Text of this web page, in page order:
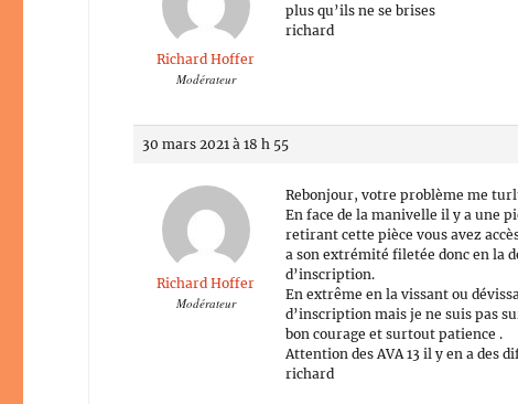
Richard Hoffer
Modérateur
plus qu’ils ne se brises
richard
30 mars 2021 à 18 h 55
Richard Hoffer
Modérateur
Rebonjour, votre problème me
En face de la manivelle il y a une
retirant cette pièce vous avez
a son extrémité filetée donc en la
d’inscription.
En extrême en la vissant ou
d’inscription mais je ne suis pas
bon courage et surtout patience .
Attention des AVA 13 il y en a des
richard